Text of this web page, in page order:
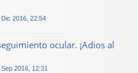
Dic 2016, 22:54
ocular. ¡Adios al
2016, 12:31